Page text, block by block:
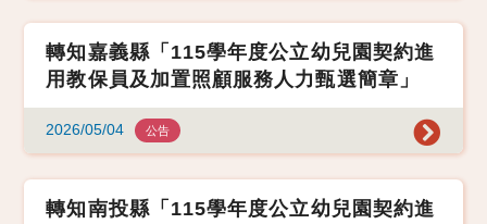
轉知嘉義縣「115學年度公立幼兒園契約進
用教保員及加置照顧服務人力甄選簡章」
2026/05/04 公告
轉知南投縣「115學年度公立幼兒園契約進